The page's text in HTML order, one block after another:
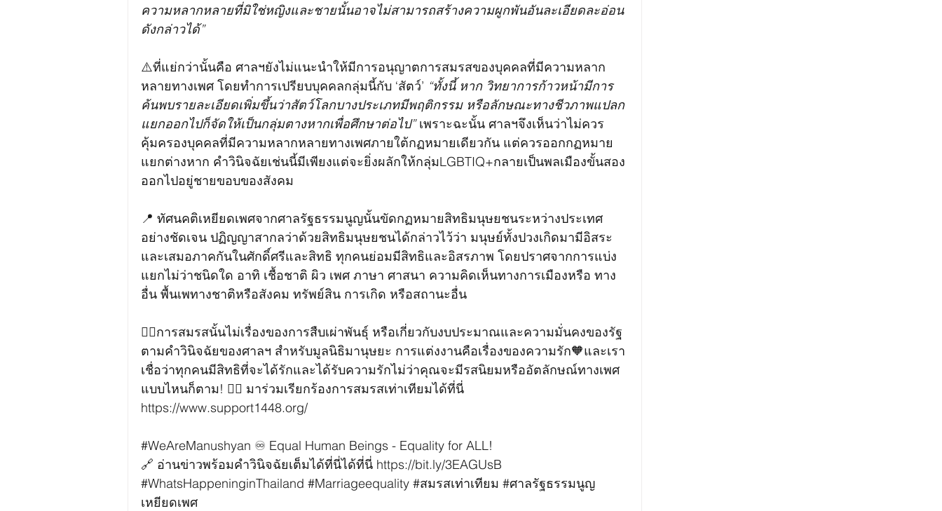
ความหลากหลายที่มิใช่หญิงและชายนั้นอาจไม่สามารถสร้างความผูกพันอันละเอียดละอ่อน
ดังกล่าวได้”
⚠️ที่แย่กว่านั้นคือ ศาลฯยังไม่แนะนำให้มีการอนุญาตการสมรสของบุคคลที่มีความหลาก
หลายทางเพศ โดยทำการเปรียบบุคคลกลุ่มนี้กับ ‘สัตว์’ “ทั้งนี้ หาก วิทยาการก้าวหน้ามีการ
ค้นพบรายละเอียดเพิ่มขึ้นว่าสัตว์โลกบางประเภทมีพฤติกรรม หรือลักษณะทางชีวภาพแปลก
แยกออกไปก็จัดให้เป็นกลุ่มตางหากเพื่อศึกษาต่อไป” เพราะฉะนั้น ศาลฯจึงเห็นว่าไม่ควร
คุ้มครองบุคคลที่มีความหลากหลายทางเพศภายใต้กฏหมายเดียวกัน แต่ควรออกกฏหมาย
แยกต่างหาก คำวินิจฉัยเช่นนี้มีเพียงแต่จะยิ่งผลักให้กลุ่มLGBTIQ+กลายเป็นพลเมืองขั้นสอง
ออกไปอยู่ชายขอบของสังคม
📍 ทัศนคติเหยียดเพศจากศาลรัฐธรรมนูญนั้นขัดกฏหมายสิทธิมนุษยชนระหว่างประเทศ
อย่างชัดเจน ปฏิญญาสากลว่าด้วยสิทธิมนุษยชนได้กล่าวไว้ว่า มนุษย์ทั้งปวงเกิดมามีอิสระ
และเสมอภาคกันในศักดิ์ศรีและสิทธิ ทุกคนย่อมมีสิทธิและอิสรภาพ โดยปราศจากการแบ่ง
แยกไม่ว่าชนิดใด อาทิ เชื้อชาติ ผิว เพศ ภาษา ศาสนา ความคิดเห็นทางการเมืองหรือ ทาง
อื่น พื้นเพทางชาติหรือสังคม ทรัพย์สิน การเกิด หรือสถานะอื่น
🏳️‍🌈การสมรสนั้นไม่เรื่องของการสืบเผ่าพันธุ์ หรือเกี่ยวกับงบประมาณและความมั่นคงของรัฐ
ตามคำวินิจฉัยของศาลฯ สำหรับมูลนิธิมานุษยะ การแต่งงานคือเรื่องของความรัก🧡และเรา
เชื่อว่าทุกคนมีสิทธิที่จะได้รักและได้รับความรักไม่ว่าคุณจะมีรสนิยมหรืออัตลักษณ์ทางเพศ
แบบไหนก็ตาม! ✊🏼 มาร่วมเรียกร้องการสมรสเท่าเทียมได้ที่นี่
https://www.support1448.org/
#WeAreManushyan ♾️ Equal Human Beings - Equality for ALL!
🔗 อ่านข่าวพร้อมคำวินิจฉัยเต็มได้ที่นี่ได้ที่นี่ https://bit.ly/3EAGUsB
#WhatsHappeninginThailand #Marriageequality #สมรสเท่าเทียม #ศาลรัฐธรรมนูญ
เหยียดเพศ